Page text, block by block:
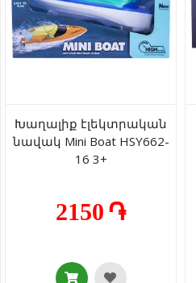
Խաղալիք էլեկտրական
նավակ Mini Boat HSY662-
16 3+
2150 ֏